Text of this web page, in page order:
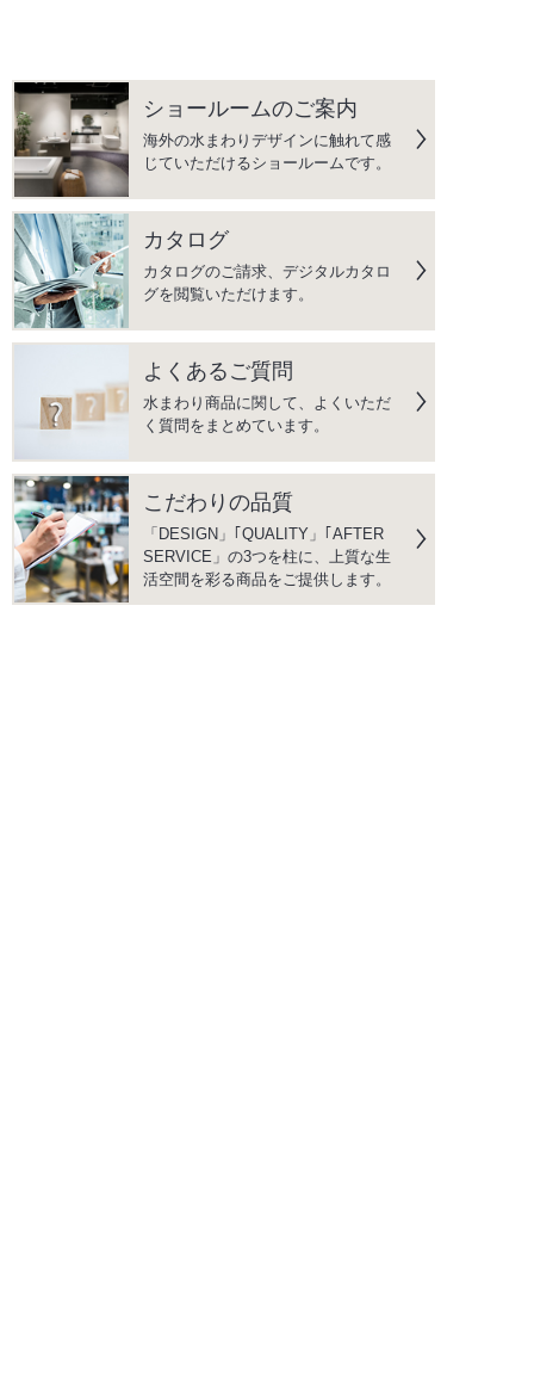
ショールームのご案内
海外の水まわりデザインに触れて感
じていただけるショールームです。
カタログ
カタログのご請求、デジタルカタロ
グを閲覧いただけます。
よくあるご質問
水まわり商品に関して、よくいただ
く質問をまとめています。
こだわりの品質
「DESIGN」｢QUALITY」｢AFTER
SERVICE」の3つを柱に、上質な生
活空間を彩る商品をご提供します。